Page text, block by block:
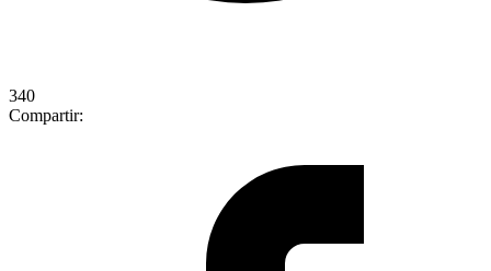
340
Compartir: